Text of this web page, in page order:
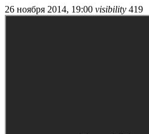
26 ноября 2014, 19:00 visibility 419